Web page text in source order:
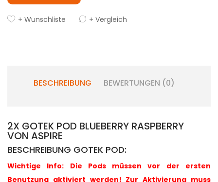
+ Wunschliste + Vergleich
BESCHREIBUNG BEWERTUNGEN (0)
2X GOTEK POD BLUEBERRY RASPBERRY
VON ASPIRE
BESCHREIBUNG GOTEK POD:
Wichtige Info: Die Pods müssen vor der ersten
Benutzung aktiviert werden! Zur Aktivierung muss